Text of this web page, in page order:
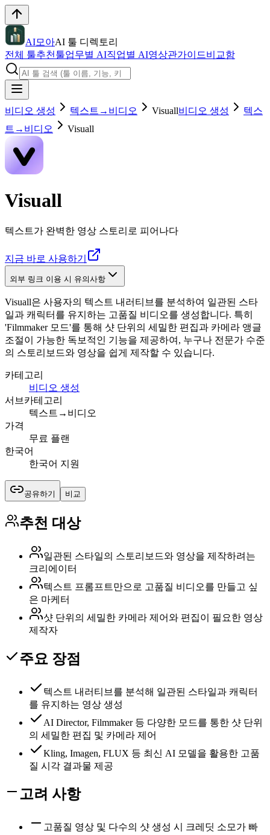
AI모아AI 툴 디렉토리
전체 툴추천툴업무별 AI직업별 AI영상관가이드비교함
비디오 생성 텍스트→비디오 Visuall비디오 생성
텍스
트→비디오
Visuall
Visuall
텍스트가 완벽한 영상 스토리로 피어나다
지금 바로 사용하기
외부 링크 이용 시 유의사항
Visuall은 사용자의 텍스트 내러티브를 분석하여 일관된 스타
일과 캐릭터를 유지하는 고품질 비디오를 생성합니다. 특히
'Filmmaker 모드'를 통해 샷 단위의 세밀한 편집과 카메라 앵글
조절이 가능한 독보적인 기능을 제공하여, 누구나 전문가 수준
의 스토리보드와 영상을 쉽게 제작할 수 있습니다.
카테고리
비디오 생성
서브카테고리
텍스트→비디오
가격
무료 플랜
한국어
한국어 지원
공유하기 비교
추천 대상
일관된 스타일의 스토리보드와 영상을 제작하려는
크리에이터
텍스트 프롬프트만으로 고품질 비디오를 만들고 싶
은 마케터
샷 단위의 세밀한 카메라 제어와 편집이 필요한 영상
제작자
주요 장점
텍스트 내러티브를 분석해 일관된 스타일과 캐릭터
를 유지하는 영상 생성
AI Director, Filmmaker 등 다양한 모드를 통한 샷 단위
의 세밀한 편집 및 카메라 제어
Kling, Imagen, FLUX 등 최신 AI 모델을 활용한 고품
질 시각 결과물 제공
고려 사항
고품질 영상 및 다수의 샷 생성 시 크레딧 소모가 빠